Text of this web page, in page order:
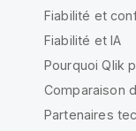
Fiabilité et
Fiabilité et IA
Pourquoi Qlik
Comparaison
Partenaires